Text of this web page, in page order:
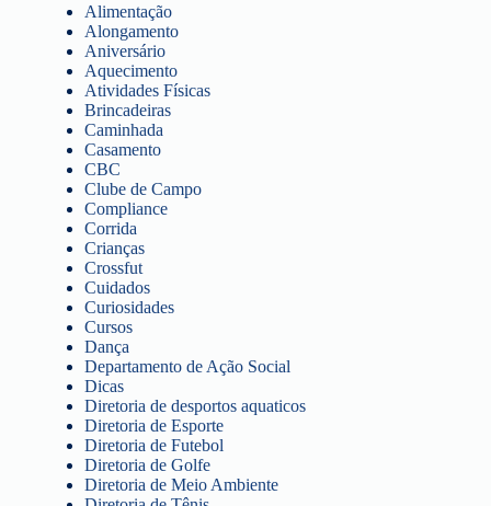
Alimentação
Alongamento
Aniversário
Aquecimento
Atividades Físicas
Brincadeiras
Caminhada
Casamento
CBC
Clube de Campo
Compliance
Corrida
Crianças
Crossfut
Cuidados
Curiosidades
Cursos
Dança
Departamento de Ação Social
Dicas
Diretoria de desportos aquaticos
Diretoria de Esporte
Diretoria de Futebol
Diretoria de Golfe
Diretoria de Meio Ambiente